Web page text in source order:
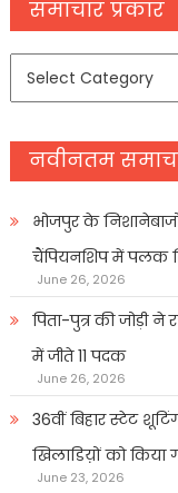
navigation
समाचार प्रकार
नवीनतम
भोजपुर के निशानेबाजों
चैंपियनशिप में पलक
June 26, 2026
पिता-पुत्र की जोड़ी ने
में जीते 11 पदक
June 26, 2026
36वीं बिहार स्टेट
खिलाडिय़ों को किया
June 23, 2026